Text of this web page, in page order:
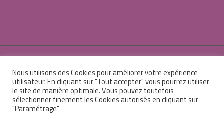
© 2026 Centre de formation Christine Robert -
Mentions légales-Sitemap-Administration
Nous utilisons des Cookies pour améliorer votre expérience
utilisateur. En cliquant sur "Tout accepter" vous pourrez utiliser
le site de manière optimale. Vous pouvez toutefois
sélectionner finement les Cookies autorisés en cliquant sur
"Paramétrage"